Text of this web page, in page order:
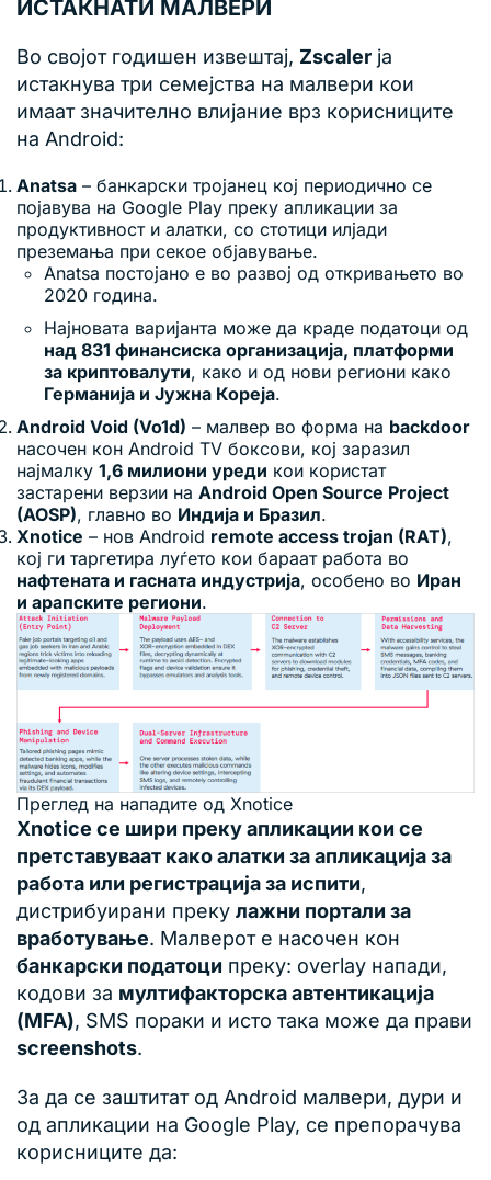
ИСТАКНАТИ МАЛВЕРИ
Во својот годишен извештај, Zscaler ја
истакнува три семејства на малвери кои
имаат значително влијание врз корисниците
на Android:
Anatsa – банкарски тројанец кој периодично се
појавува на Google Play преку апликации за
продуктивност и алатки, со стотици илјади
преземања при секое објавување.
Anatsa постојано е во развој од откривањето во
2020 година.
Најновата варијанта може да краде податоци од
над 831 финансиска организација, платформи
за криптовалути, како и од нови региони како
Германија и Јужна Кореја.
Android Void (Vo1d) – малвер во форма на backdoor
насочен кон Android TV боксови, кој заразил
најмалку 1,6 милиони уреди кои користат
застарени верзии на Android Open Source Project
(AOSP), главно во Индија и Бразил.
Xnotice – нов Android remote access trojan (RAT),
кој ги таргетира луѓето кои бараат работа во
нафтената и гасната индустрија, особено во Иран
и арапските региони.
Преглед на нападите од Xnotice
Xnotice се шири преку апликации кои се
претставуваат како алатки за апликација за
работа или регистрација за испити,
дистрибуирани преку лажни портали за
вработување. Малверот е насочен кон
банкарски податоци преку: overlay напади,
кодови за мултифакторска автентикација
(MFA), SMS пораки и исто така може да прави
screenshots.
За да се заштитат од Android малвери, дури и
од апликации на Google Play, се препорачува
корисниците да: